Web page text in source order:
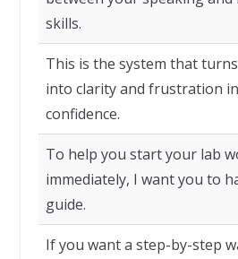
skills.
This is the system that
into clarity and frustration
confidence.
To help you start your lab
immediately, I want you to
guide.
If you want a step-by-step